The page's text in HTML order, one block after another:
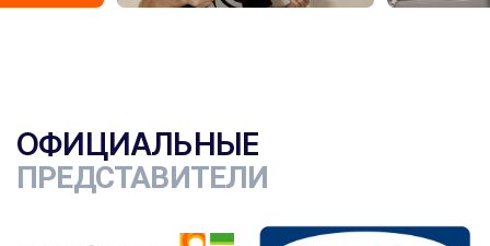
ОФИЦИАЛЬНЫЕ
ПРЕДСТАВИТЕЛИ